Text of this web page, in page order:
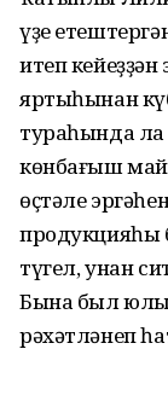
үҙе
итеп
яртыһынан
тураһында ла
көнбағыш
өҫтәле
продукцияһы
түгел, унан
Бына был юлы
рәхәтләнеп